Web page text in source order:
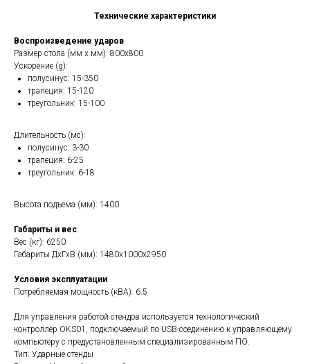
Технические характеристики
Воспроизведение ударов
Размер стола (мм х мм): 800x800
Ускорение (g):
полусинус: 15-350
трапеция: 15-120
треугольник: 15-100
Длительность (мс):
полусинус: 3-30
трапеция: 6-25
треугольник: 6-18
Высота подъема (мм): 1400
Габариты и вес
Вес (кг): 6250
Габариты ДхГхВ (мм): 1480x1000x2950
Условия эксплуатации
Потребляемая мощность (кВА): 6.5
Для управления работой стендов используется технологический
контроллер OKS01, подключаемый по USB-соединению к управляющему
компьютеру с предустановленным специализированным ПО.
Тип: Ударные стенды